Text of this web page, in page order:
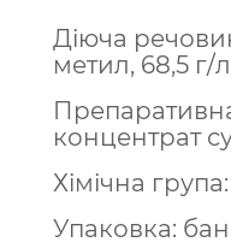
Діюча
метил, 68,5 г/л
концентрат
Хімічна
Упаковка: